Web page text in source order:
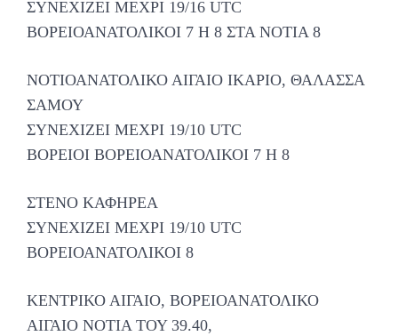
ΣΥΝΕΧΙΖΕΙ ΜΕΧΡΙ 19/16 UTC
ΒΟΡΕΙΟΑΝΑΤΟΛΙΚΟΙ 7 Η 8 ΣΤΑ ΝΟΤΙΑ 8
ΝΟΤΙΟΑΝΑΤΟΛΙΚΟ ΑΙΓΑΙΟ ΙΚΑΡΙΟ, ΘΑΛΑΣΣΑ
ΣΑΜΟΥ
ΣΥΝΕΧΙΖΕΙ ΜΕΧΡΙ 19/10 UTC
ΒΟΡΕΙΟΙ ΒΟΡΕΙΟΑΝΑΤΟΛΙΚΟΙ 7 Η 8
ΣΤΕΝΟ ΚΑΦΗΡΕΑ
ΣΥΝΕΧΙΖΕΙ ΜΕΧΡΙ 19/10 UTC
ΒΟΡΕΙΟΑΝΑΤΟΛΙΚΟΙ 8
ΚΕΝΤΡΙΚΟ ΑΙΓΑΙΟ, ΒΟΡΕΙΟΑΝΑΤΟΛΙΚΟ
ΑΙΓΑΙΟ ΝΟΤΙΑ ΤΟΥ 39.40,